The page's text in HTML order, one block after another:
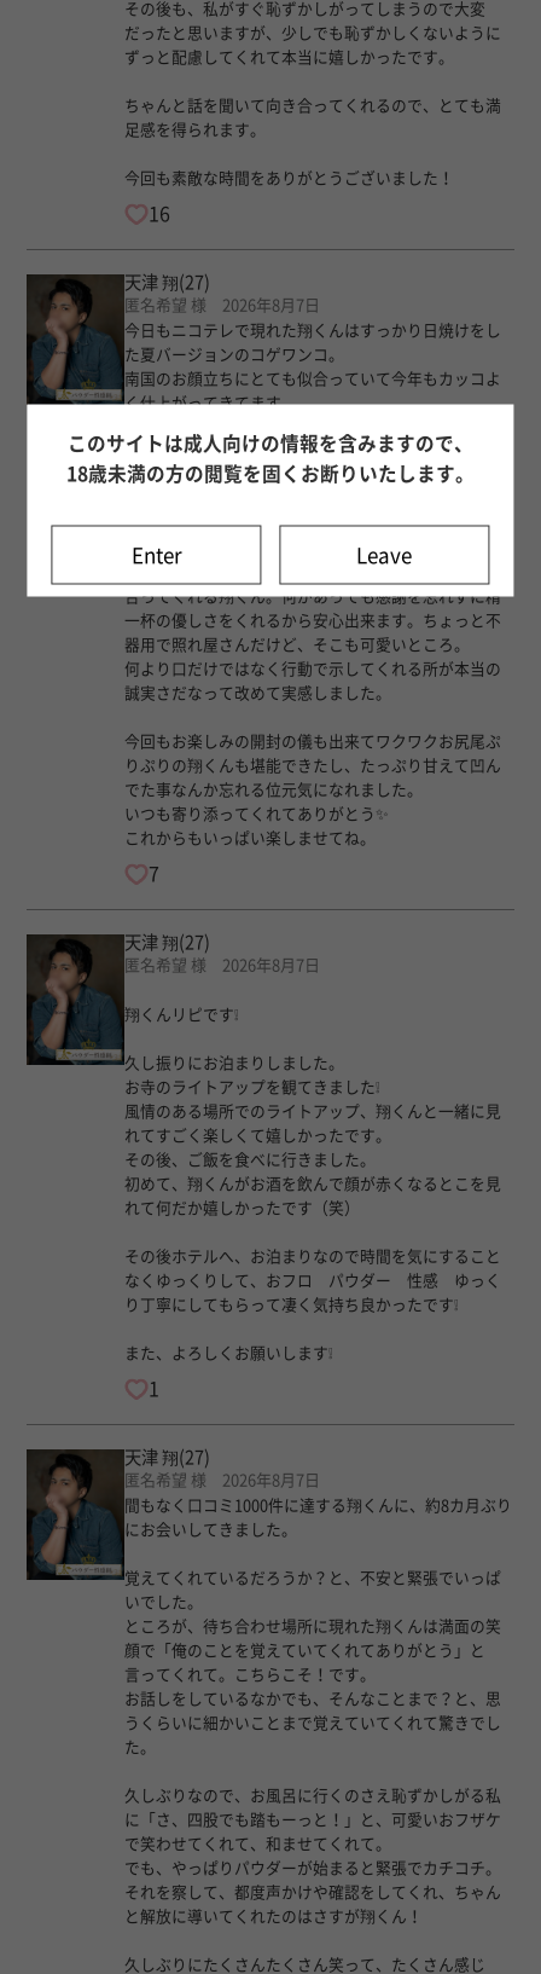
​その後も、私がすぐ恥ずかしがってしまうので大変
だったと思いますが、少しでも恥ずかしくないように
ずっと配慮してくれて本当に嬉しかったです。
​ちゃんと話を聞いて向き合ってくれるので、とても満
足感を得られます。
​今回も素敵な時間をありがとうございました！
16
天津 翔(27)
匿名希望 様 2026年8月7日
今日もニコテレで現れた翔くんはすっかり日焼けをし
た夏バージョンのコゲワンコ。
南国のお顔立ちにとても似合っていて今年もカッコよ
く仕上がってきてます。
今回は珍しく私が凹みモードだったんですが、すぐに
それに勘付いてしっかりハグして話し易くしてくれま
包み込んでくれたから素直にお話出来たなって思いま
す。
合ってくれる翔くん。何があっても感謝を忘れずに精
一杯の優しさをくれるから安心出来ます。ちょっと不
器用で照れ屋さんだけど、そこも可愛いところ。
何より口だけではなく行動で示してくれる所が本当の
誠実さだなって改めて実感しました。
今回もお楽しみの開封の儀も出来てワクワクお尻尾ぷ
りぷりの翔くんも堪能できたし、たっぷり甘えて凹ん
でた事なんか忘れる位元気になれました。
いつも寄り添ってくれてありがとう✨
これからもいっぱい楽しませてね。
7
天津 翔(27)
匿名希望 様 2026年8月7日
翔くんリピです❕️
久し振りにお泊まりしました。
お寺のライトアップを観てきました❕️
風情のある場所でのライトアップ、翔くんと一緒に見
れてすごく楽しくて嬉しかったです。
その後、ご飯を食べに行きました。
初めて、翔くんがお酒を飲んで顔が赤くなるとこを見
れて何だか嬉しかったです（笑）
その後ホテルへ、お泊まりなので時間を気にすること
なくゆっくりして、おフロ パウダー 性感 ゆっく
り丁寧にしてもらって凄く気持ち良かったです❕️
また、よろしくお願いします❕️
1
天津 翔(27)
匿名希望 様 2026年8月7日
間もなく口コミ1000件に達する翔くんに、約8カ月ぶり
にお会いしてきました。
覚えてくれているだろうか？と、不安と緊張でいっぱ
いでした。
ところが、待ち合わせ場所に現れた翔くんは満面の笑
顔で「俺のことを覚えていてくれてありがとう」と
言ってくれて。こちらこそ！です。
お話しをしているなかでも、そんなことまで？と、思
うくらいに細かいことまで覚えていてくれて驚きでし
た。
久しぶりなので、お風呂に行くのさえ恥ずかしがる私
に「さ、四股でも踏もーっと！」と、可愛いおフザケ
で笑わせてくれて、和ませてくれて。
でも、やっぱりパウダーが始まると緊張でカチコチ。
それを察して、都度声かけや確認をしてくれ、ちゃん
と解放に導いてくれたのはさすが翔くん！
久しぶりにたくさんたくさん笑って、たくさん感じ
このサイトは成人向けの情報を含みますので、
18歳未満の方の閲覧を固くお断りいたします。
Enter Leave